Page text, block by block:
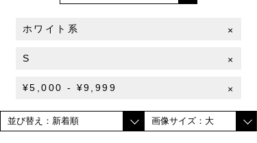
ホワイト系 ×
S ×
¥5,000 - ¥9,999 ×